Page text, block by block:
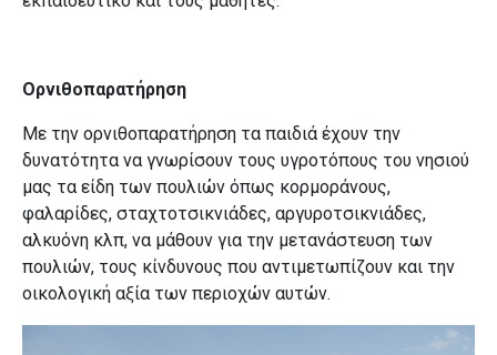
Ορνιθοπαρατήρηση
Με την ορνιθοπαρατήρηση τα παιδιά έχουν την
δυνατότητα να γνωρίσουν τους υγροτόπους του νησιού
μας τα είδη των πουλιών όπως κορμοράνους,
φαλαρίδες, σταχτοτσικνιάδες, αργυροτσικνιάδες,
αλκυόνη κλπ, να μάθουν για την μετανάστευση των
πουλιών, τους κίνδυνους που αντιμετωπίζουν και την
οικολογική αξία των περιοχών αυτών.